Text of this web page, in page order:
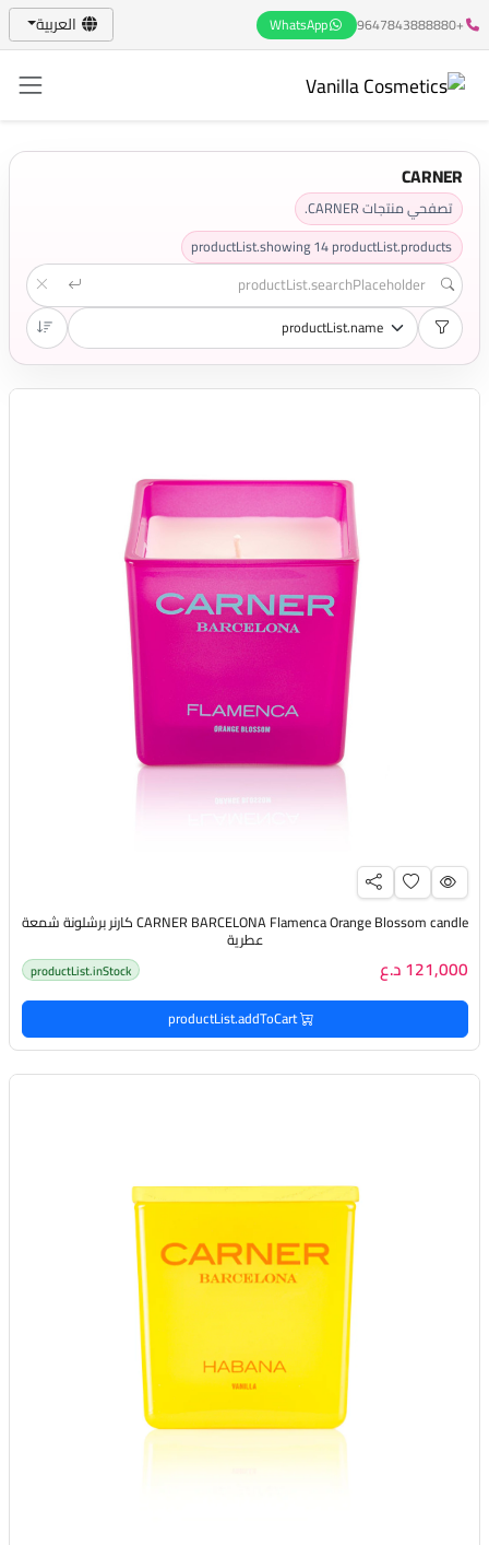
+9647843888880
WhatsApp العربية
CARNER
تصفحي منتجات CARNER.
productList.showing14productList.products
CARNER BARCELONA Flamenca Orange Blossom candle كارنر برشلونة شمعة
عطرية
121,000 د.ع productList.inStock
productList.addToCart